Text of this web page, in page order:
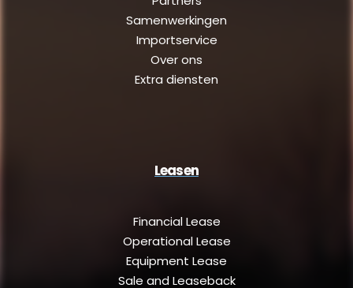
Samenwerkingen
Importservice
Over ons
Extra diensten
Leasen
Financial Lease
Operational Lease
Equipment Lease
Sale and Leaseback